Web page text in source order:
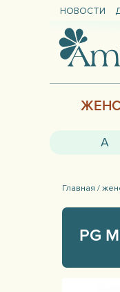
НОВОСТИ
A
Главная /
PG